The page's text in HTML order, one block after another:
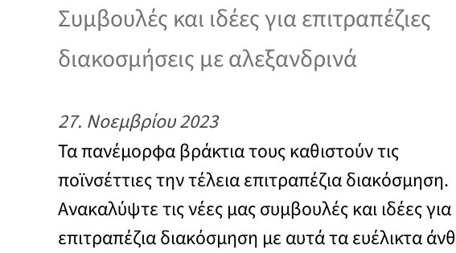
Συμβουλές και ιδέες για επιτραπέζιες
διακοσμήσεις με αλεξανδρινά
27. Νοεμβρίου 2023
Τα πανέμορφα βράκτια τους καθιστούν τις
ποϊνσέττιες την τέλεια επιτραπέζια διακόσμηση.
Ανακαλύψτε τις νέες μας συμβουλές και ιδέες για
επιτραπέζια διακόσμηση με αυτά τα ευέλικτα